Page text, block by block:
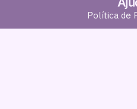
Política de